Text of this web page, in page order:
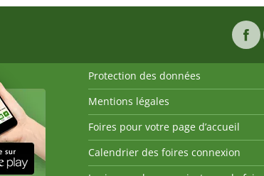
Protection des données
Mentions légales
Foires pour votre page d’accueil
Calendrier des foires connexion